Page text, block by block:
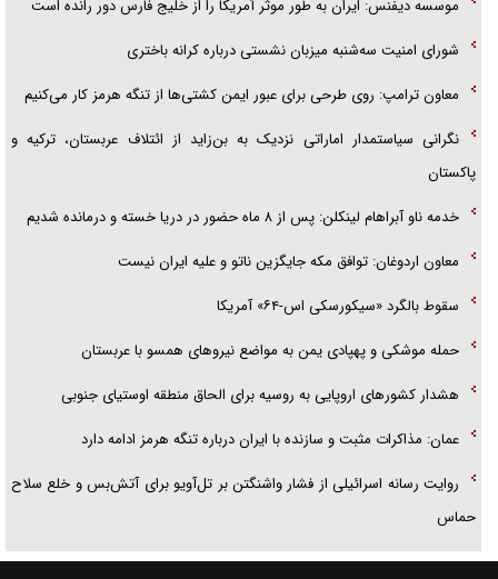
موسسه دیفنس: ایران به طور موثر آمریکا را از خلیج فارس دور رانده است
شورای امنیت سه‌شنبه میزبان نشستی درباره کرانه باختری
معاون ترامپ: روی طرحی برای عبور ایمن کشتی‌ها از تنگه هرمز کار می‌کنیم
نگرانی سیاستمدار اماراتی نزدیک به بن‌زاید از ائتلاف عربستان، ترکیه و
پاکستان
خدمه ناو آبراهام لینکلن: پس از ۸ ماه حضور در دریا خسته و درمانده شدیم
معاون اردوغان: توافق مکه جایگزین ناتو و علیه ایران نیست
سقوط بالگرد «سیکورسکی اس-۶۴» آمریکا
حمله موشکی و پهپادی یمن به مواضع نیرو‌های همسو با عربستان
هشدار کشور‌های اروپایی به روسیه برای الحاق منطقه اوستیای جنوبی
عمان: مذاکرات مثبت و سازنده با ایران درباره تنگه هرمز ادامه دارد
روایت رسانه اسرائیلی از فشار واشنگتن بر تل‌آویو برای آتش‌بس و خلع سلاح
حماس